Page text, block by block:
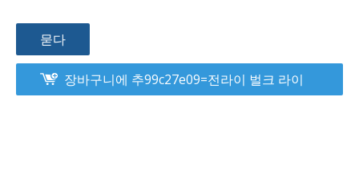
묻다
장바구니에 추99c27e09=전라이 벌크 라이